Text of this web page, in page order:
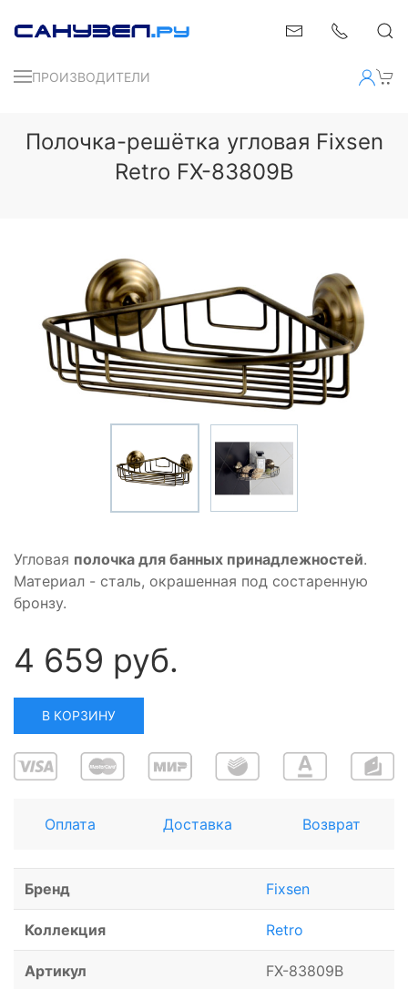
ПРОИЗВОДИТЕЛИ
Полочка-решётка угловая Fixsen
Retro FX-83809B
Угловая полочка для банных принадлежностей.
Материал - сталь, окрашенная под состаренную
бронзу.
4 659 руб.
В КОРЗИНУ
Оплата Доставка Возврат
Бренд Fixsen
Коллекция Retro
Артикул FX-83809B